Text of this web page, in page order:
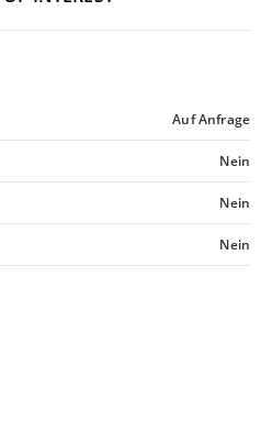
Auf Anfrage
Nein
Nein
Nein